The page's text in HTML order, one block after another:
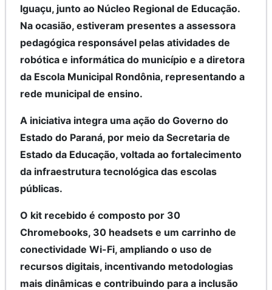
Iguaçu, junto ao Núcleo Regional de Educação.
Na ocasião, estiveram presentes a assessora
pedagógica responsável pelas atividades de
robótica e informática do município e a diretora
da Escola Municipal Rondônia, representando a
rede municipal de ensino.
A iniciativa integra uma ação do Governo do
Estado do Paraná, por meio da Secretaria de
Estado da Educação, voltada ao fortalecimento
da infraestrutura tecnológica das escolas
públicas.
O kit recebido é composto por 30
Chromebooks, 30 headsets e um carrinho de
conectividade Wi-Fi, ampliando o uso de
recursos digitais, incentivando metodologias
mais dinâmicas e contribuindo para a inclusão